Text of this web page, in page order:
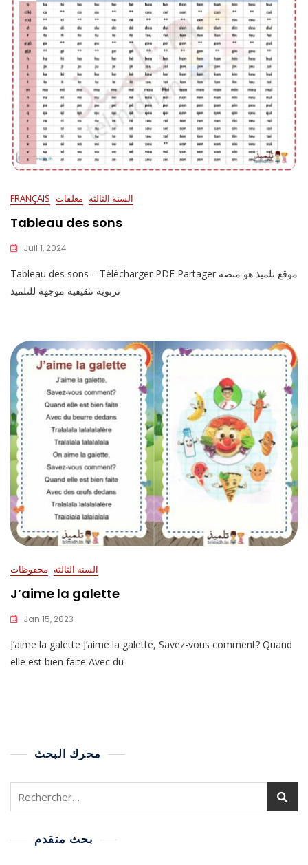
FRANÇAIS السنة الثالثة معلقات
Tableau des sons
Juil 1, 2024
Tableau des sons – Télécharger PDF Partager موقع تلميذ هو منصة
تربوية تثقيفية موجهة للتلميذ
السنة الثالثة محفوظات
J’aime la galette
Jan 15, 2023
J’aime la galette J’aime la galette, Savez-vous comment? Quand
elle est bien faite Avec du
محرك البحث
بحث متقدم